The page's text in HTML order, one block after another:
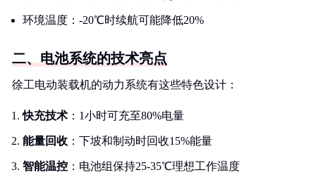
环境温度：-20℃时续航可能降低20%
二、电池系统的技术亮点
徐工电动装载机的动力系统有这些特色设计：
快充技术 ：1小时可充至80%电量
能量回收 ：下坡和制动时回收15%能量
智能温控 ：电池组保持25-35℃理想工作温度